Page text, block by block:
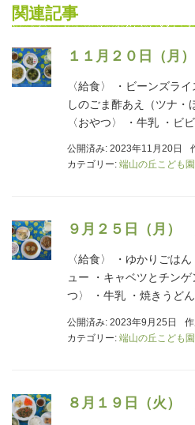
関連記事
１１月２０日（月
〈給食〉 ・ビーンズラ
しのごま酢あえ（ツナ・
〈おやつ〉 ・牛乳 ・ビ
公開済み: 2023年11月20日
カテゴリー: 端山の丘こども
９月２５日（月）
〈給食〉 ・ゆかりごは
ュー ・キャベツとチン
つ〉 ・牛乳 ・焼きうどん
公開済み: 2023年9月25日
カテゴリー: 端山の丘こども
８月１９日（火）